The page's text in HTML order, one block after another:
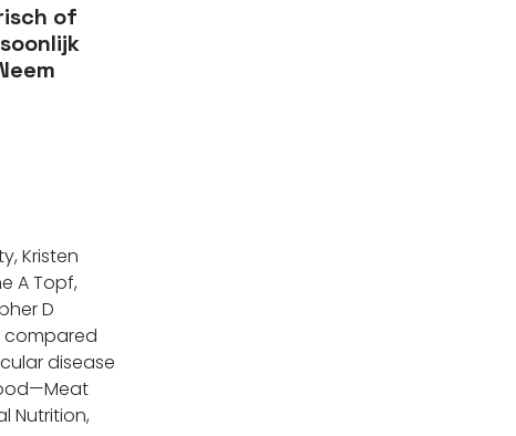
of
Kristen
A Topf,
D
compared
disease
Nutrition,